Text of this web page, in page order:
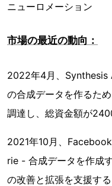
ニューロメーション
市場の最近の動向：
2022年4月、Synthesis
の合成データを作るた
調達し、総資金額が
2021年10月、
rie - 合成データを作成
の改善と拡張を支援す